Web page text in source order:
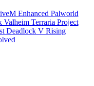
Enhanced Palworld
Valheim Terraria Project
Deadlock V Rising